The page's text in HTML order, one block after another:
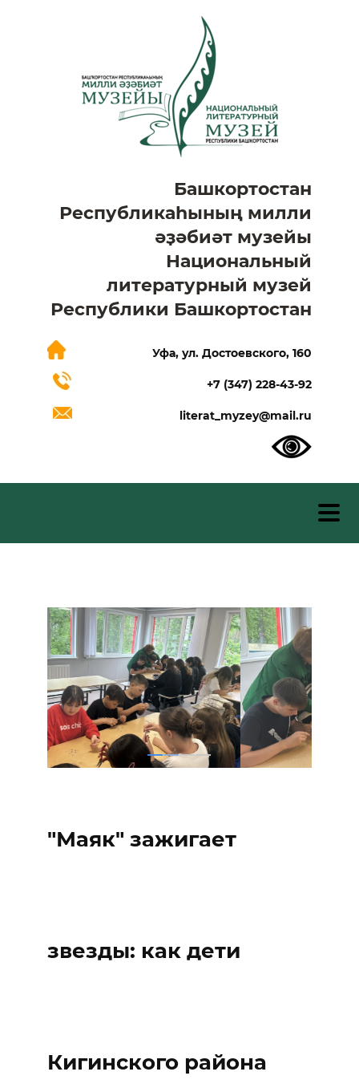
Башкортостан
Республикаһының милли
әҙәбиәт музейы
Национальный
литературный музей
Республики Башкортостан
Уфа, ул. Достоевского, 160
+7 (347) 228-43-92
literat_myzey@mail.ru
"Маяк" зажигает
звезды: как дети
Кигинского района